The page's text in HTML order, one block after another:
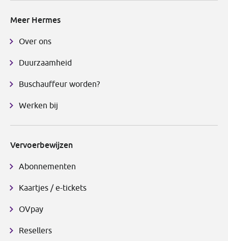
Meer Hermes
Over ons
Duurzaamheid
Buschauffeur worden?
Werken bij
Vervoerbewijzen
Abonnementen
Kaartjes / e-tickets
OVpay
Resellers